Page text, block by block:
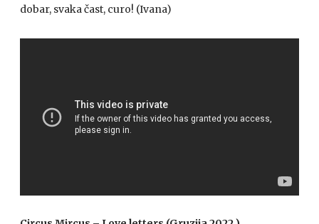
dobar, svaka čast, curo! (Ivana)